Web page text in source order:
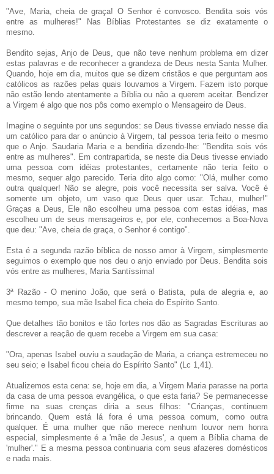
"Ave, Maria, cheia de graça! O Senhor é convosco. Bendita sois vós
entre as mulheres!" Nas Bíblias Protestantes se diz exatamente o
mesmo.
Bendito sejas, Anjo de Deus, que não teve nenhum problema em dizer
estas palavras e de reconhecer a grandeza de Deus nesta Santa Mulher.
Quando, hoje em dia, muitos que se dizem cristãos e que perguntam aos
católicos as razões pelas quais louvamos a Virgem. Fazem isto porque
não estão lendo atentamente a Bíblia ou não a querem aceitar. Bendizer
a Virgem é algo que nos pôs como exemplo o Mensageiro de Deus.
Imagine o seguinte por uns segundos: se Deus tivesse enviado nesse dia
um católico para dar o anúncio à Virgem, tal pessoa teria feito o mesmo
que o Anjo. Saudaria Maria e a bendiria dizendo-lhe: "Bendita sois vós
entre as mulheres". Em contrapartida, se neste dia Deus tivesse enviado
uma pessoa com idéias protestantes, certamente não teria feito o
mesmo, sequer algo parecido. Teria dito algo como: "Olá, mulher como
outra qualquer! Não se alegre, pois você necessita ser salva. Você é
somente um objeto, um vaso que Deus quer usar. Tchau, mulher!"
Graças a Deus, Ele não escolheu uma pessoa com estas idéias, mas
escolheu um de seus mensageiros e, por ele, conhecemos a Boa-Nova
que deu: "Ave, cheia de graça, o Senhor é contigo".
Esta é a segunda razão bíblica de nosso amor à Virgem, simplesmente
seguimos o exemplo que nos deu o anjo enviado por Deus. Bendita sois
vós entre as mulheres, Maria Santíssima!
3ª Razão - O menino João, que será o Batista, pula de alegria e, ao
mesmo tempo, sua mãe Isabel fica cheia do Espírito Santo.
Que detalhes tão bonitos e tão fortes nos dão as Sagradas Escrituras ao
descrever a reação de quem recebe a Virgem em sua casa:
"Ora, apenas Isabel ouviu a saudação de Maria, a criança estremeceu no
seu seio; e Isabel ficou cheia do Espírito Santo" (Lc 1,41).
Atualizemos esta cena: se, hoje em dia, a Virgem Maria parasse na porta
da casa de uma pessoa evangélica, o que esta faria? Se permanecesse
firme na suas crenças diria a seus filhos: "Crianças, continuem
brincando. Quem está lá fora é uma pessoa comum, como outra
qualquer. É uma mulher que não merece nenhum louvor nem honra
especial, simplesmente é a 'mãe de Jesus', a quem a Bíblia chama de
'mulher'." E a mesma pessoa continuaria com seus afazeres domésticos
e nada mais.